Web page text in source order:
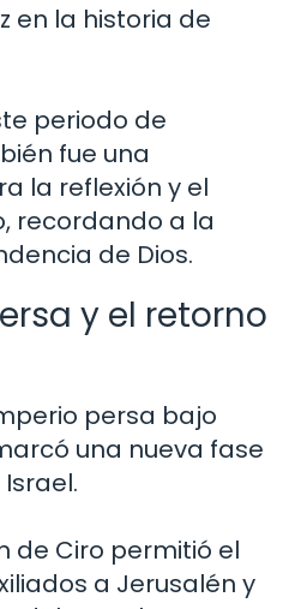
en la historia de
periodo de
fue una
la reflexión y el
recordando a la
de Dios.
y el retorno
persa bajo
una nueva fase
de Ciro permitió el
a Jerusalén y